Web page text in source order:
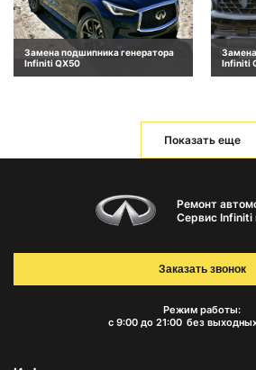
Замена подшипника генератора
Infiniti QX50
Infiniti
Показать еще
Ремонт
Сервис Infiniti
Режим работы:
с 9:00 до 21:00 без
Заказать звонок